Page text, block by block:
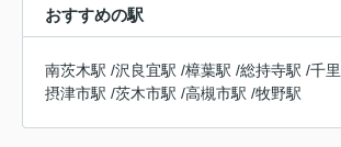
おすすめの駅
南茨木駅 /沢良宜駅 /樟葉駅 /総持寺駅 /千
摂津市駅 /茨木市駅 /高槻市駅 /牧野駅